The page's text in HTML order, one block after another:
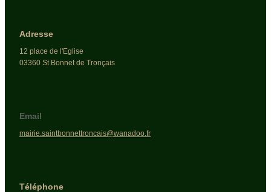
Adresse
12 place de l'Eglise
03360 St Bonnet de Tronçais
Email
mairie.saintbonnettroncais@wanadoo.fr
Téléphone